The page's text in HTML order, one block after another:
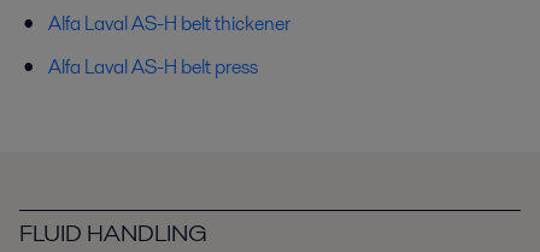
Alfa Laval AS-H belt thickener
Alfa Laval AS-H belt press
FLUID HANDLING